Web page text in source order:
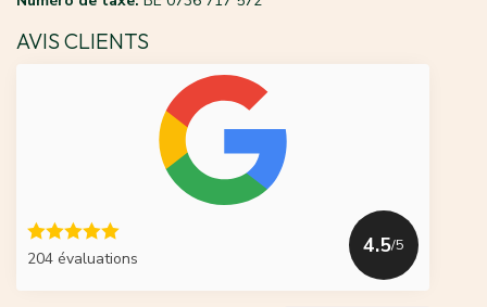
AVIS CLIENTS
204 évaluations
4.5/5